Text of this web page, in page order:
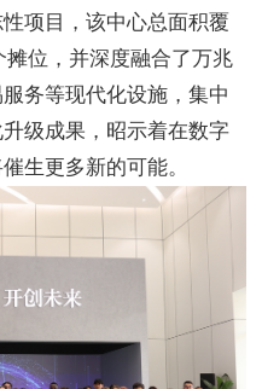
项目，该中心总面积覆
位，并深度融合了万兆
务等现代化设施，集中
级成果，昭示着在数字
生更多新的可能。